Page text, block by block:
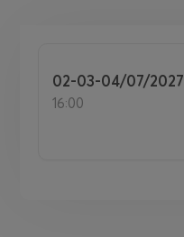
02-03-04/07/2027
16:00